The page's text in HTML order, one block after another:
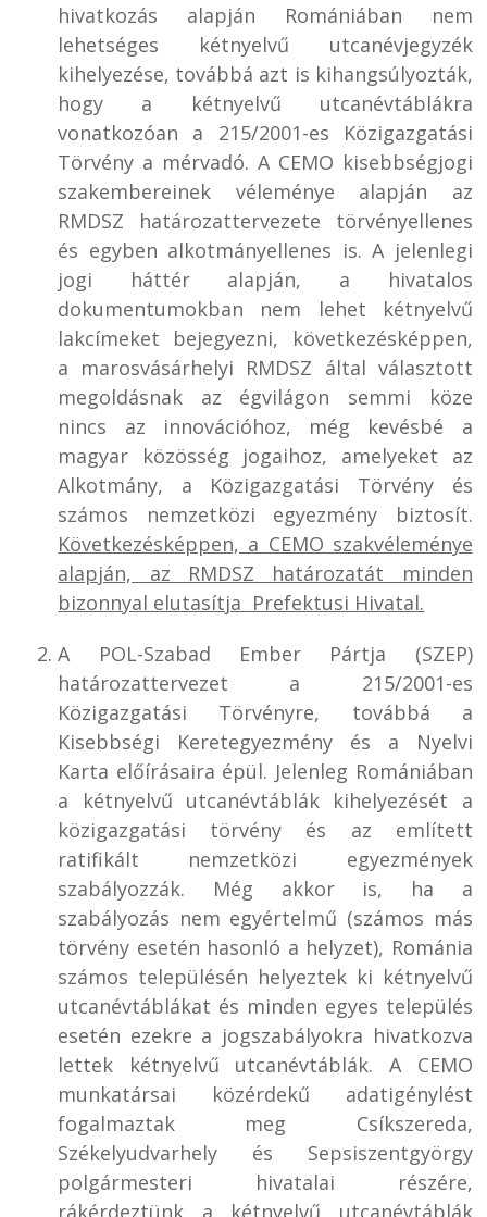
hivatkozás alapján Romániában nem
lehetséges kétnyelvű utcanévjegyzék
kihelyezése, továbbá azt is kihangsúlyozták,
hogy a kétnyelvű utcanévtáblákra
vonatkozóan a 215/2001-es Közigazgatási
Törvény a mérvadó. A CEMO kisebbségjogi
szakembereinek véleménye alapján az
RMDSZ határozattervezete törvényellenes
és egyben alkotmányellenes is. A jelenlegi
jogi háttér alapján, a hivatalos
dokumentumokban nem lehet kétnyelvű
lakcímeket bejegyezni, következésképpen,
a marosvásárhelyi RMDSZ által választott
megoldásnak az égvilágon semmi köze
nincs az innovációhoz, még kevésbé a
magyar közösség jogaihoz, amelyeket az
Alkotmány, a Közigazgatási Törvény és
számos nemzetközi egyezmény biztosít.
Következésképpen, a CEMO szakvéleménye
alapján, az RMDSZ határozatát minden
bizonnyal elutasítja Prefektusi Hivatal.
A POL-Szabad Ember Pártja (SZEP)
határozattervezet a 215/2001-es
Közigazgatási Törvényre, továbbá a
Kisebbségi Keretegyezmény és a Nyelvi
Karta előírásaira épül. Jelenleg Romániában
a kétnyelvű utcanévtáblák kihelyezését a
közigazgatási törvény és az említett
ratifikált nemzetközi egyezmények
szabályozzák. Még akkor is, ha a
szabályozás nem egyértelmű (számos más
törvény esetén hasonló a helyzet), Románia
számos településén helyeztek ki kétnyelvű
utcanévtáblákat és minden egyes település
esetén ezekre a jogszabályokra hivatkozva
lettek kétnyelvű utcanévtáblák. A CEMO
munkatársai közérdekű adatigénylést
fogalmaztak meg Csíkszereda,
Székelyudvarhely és Sepsiszentgyörgy
polgármesteri hivatalai részére,
rákérdeztünk a kétnyelvű utcanévtáblák